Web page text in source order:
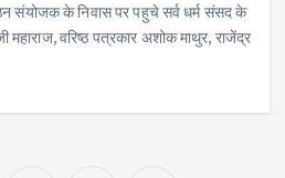
संयोजक के निवास पर पहुचे सर्व धर्म संसद के
वरिष्ठ पत्रकार अशोक माथुर, राजेंद्र